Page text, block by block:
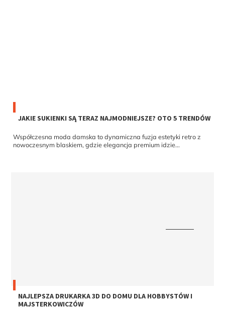
JAKIE SUKIENKI SĄ TERAZ NAJMODNIEJSZE? OTO 5 TRENDÓW
nowoczesnym blaskiem, gdzie elegancja premium idzie...
MAJSTERKOWICZÓW